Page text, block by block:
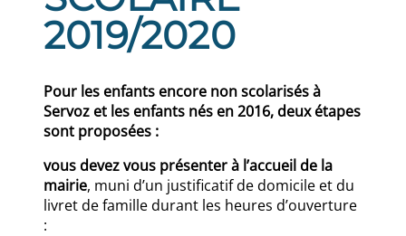
2019/2020
Pour les enfants encore non scolarisés à
Servoz et les enfants nés en 2016, deux étapes
sont proposées :
vous devez vous présenter à l’accueil de la
mairie, muni d’un justificatif de domicile et du
livret de famille durant les heures d’ouverture
: